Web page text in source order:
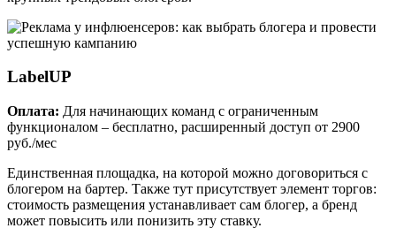
LabelUP
Оплата: Для начинающих команд с ограниченным
функционалом – бесплатно, расширенный доступ от 2900
руб./мес
Единственная площадка, на которой можно договориться с
блогером на бартер. Также тут присутствует элемент торгов:
стоимость размещения устанавливает сам блогер, а бренд
может повысить или понизить эту ставку.